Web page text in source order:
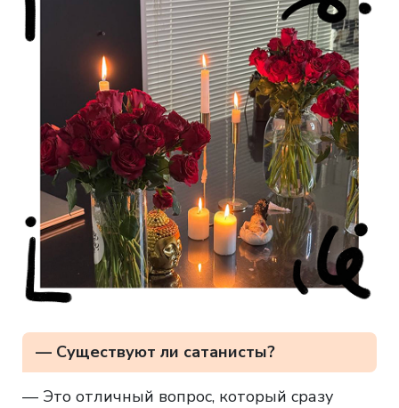
— Существуют ли сатанисты?
— Это отличный вопрос, который сразу